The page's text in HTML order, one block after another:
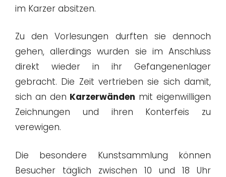
im Karzer absitzen.
Zu den Vorlesungen durften sie dennoch
gehen, allerdings wurden sie im Anschluss
direkt wieder in ihr Gefangenenlager
gebracht. Die Zeit vertrieben sie sich damit,
sich an den Karzerwänden mit eigenwilligen
Zeichnungen und ihren Konterfeis zu
verewigen.
Die besondere Kunstsammlung können
Besucher täglich zwischen 10 und 18 Uhr